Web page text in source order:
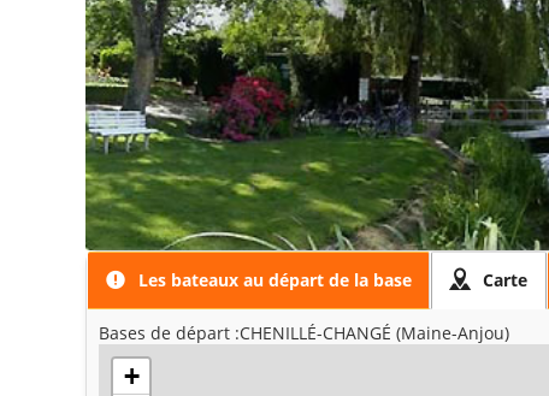
Les bateaux au départ de la base Carte
Bases de départ :CHENILLÉ-CHANGÉ (Maine-Anjou)
+